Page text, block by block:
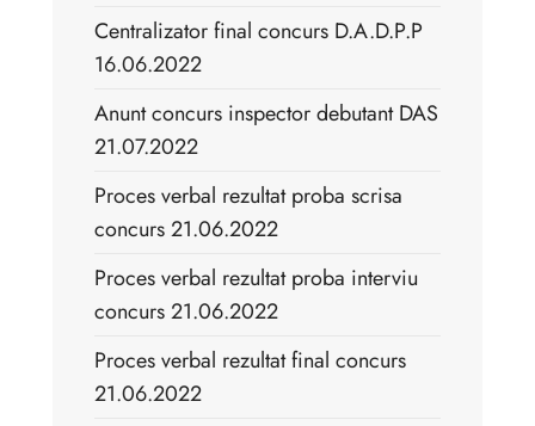
Centralizator final concurs D.A.D.P.P
16.06.2022
Anunt concurs inspector debutant DAS
21.07.2022
Proces verbal rezultat proba scrisa
concurs 21.06.2022
Proces verbal rezultat proba interviu
concurs 21.06.2022
Proces verbal rezultat final concurs
21.06.2022